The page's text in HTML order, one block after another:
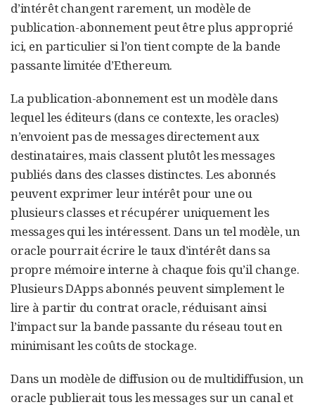
d’intérêt changent rarement, un modèle de
publication-abonnement peut être plus approprié
ici, en particulier si l’on tient compte de la bande
passante limitée d’Ethereum.
La publication-abonnement est un modèle dans
lequel les éditeurs (dans ce contexte, les oracles)
n’envoient pas de messages directement aux
destinataires, mais classent plutôt les messages
publiés dans des classes distinctes. Les abonnés
peuvent exprimer leur intérêt pour une ou
plusieurs classes et récupérer uniquement les
messages qui les intéressent. Dans un tel modèle, un
oracle pourrait écrire le taux d’intérêt dans sa
propre mémoire interne à chaque fois qu’il change.
Plusieurs DApps abonnés peuvent simplement le
lire à partir du contrat oracle, réduisant ainsi
l’impact sur la bande passante du réseau tout en
minimisant les coûts de stockage.
Dans un modèle de diffusion ou de multidiffusion, un
oracle publierait tous les messages sur un canal et